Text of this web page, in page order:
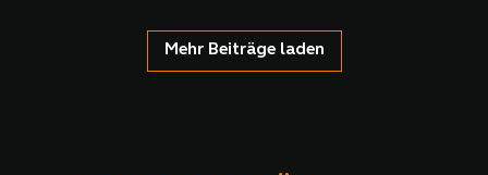
Mehr Beiträge laden